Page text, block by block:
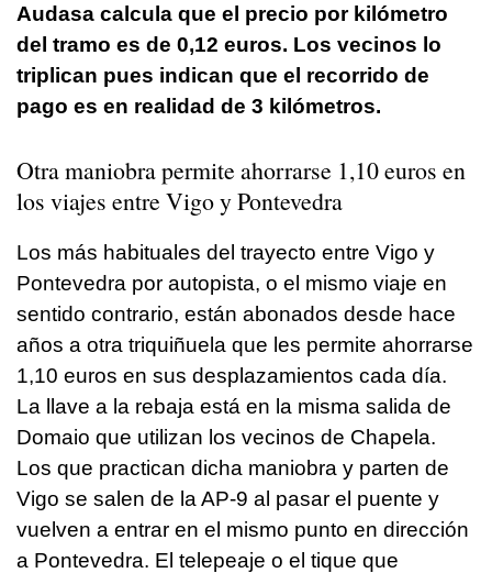
Audasa calcula que el precio por kilómetro
del tramo es de 0,12 euros. Los vecinos lo
triplican pues indican que el recorrido de
pago es en realidad de 3 kilómetros.
Otra maniobra permite ahorrarse 1,10 euros en
los viajes entre Vigo y Pontevedra
Los más habituales del trayecto entre Vigo y
Pontevedra por autopista, o el mismo viaje en
sentido contrario, están abonados desde hace
años a otra triquiñuela que les permite ahorrarse
1,10 euros en sus desplazamientos cada día.
La llave a la rebaja está en la misma salida de
Domaio que utilizan los vecinos de Chapela.
Los que practican dicha maniobra y parten de
Vigo se salen de la AP-9 al pasar el puente y
vuelven a entrar en el mismo punto en dirección
a Pontevedra. El telepeaje o el tique que